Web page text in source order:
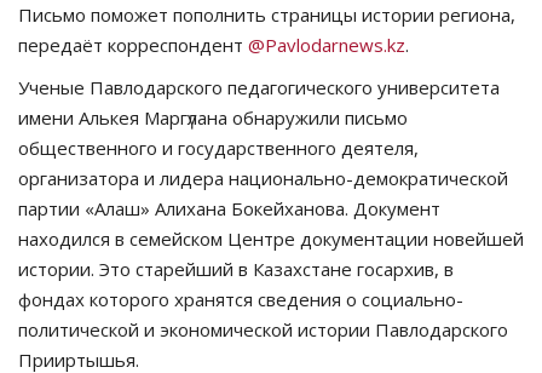
Письмо поможет пополнить страницы истории региона,
передаёт корреспондент @Pavlodarnews.kz.
Ученые Павлодарского педагогического университета
имени Алькея Маргүлана обнаружили письмо
общественного и государственного деятеля,
организатора и лидера национально-демократической
партии «Алаш» Алихана Бокейханова. Документ
находился в семейском Центре документации новейшей
истории. Это старейший в Казахстане госархив, в
фондах которого хранятся сведения о социально-
политической и экономической истории Павлодарского
Прииртышья.